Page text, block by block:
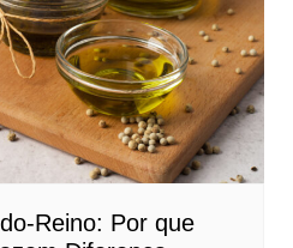
Reino: Por que